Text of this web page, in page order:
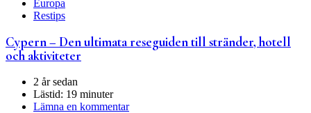
Europa
Restips
Cypern – Den ultimata reseguiden till stränder, hotell
och aktiviteter
2 år sedan
Lästid: 19 minuter
Lämna en kommentar